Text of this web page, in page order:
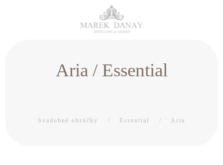
Aria / Essential
Svadobné obrúčky Essential Aria